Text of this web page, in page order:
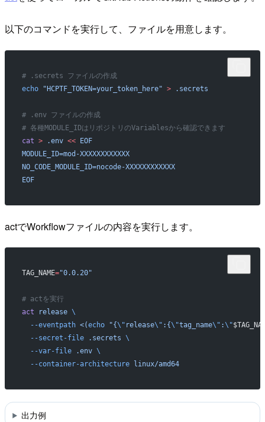
以下のコマンドを実行して、ファイルを用意します。
# .secrets ファイルの作成
echo "HCPTF_TOKEN=your_token_here" > .secrets
# .env ファイルの作成
# 各種MODULE_IDはリポジトリのVariablesから確認できます
cat > .env << EOF
MODULE_ID=mod-XXXXXXXXXXXX
NO_CODE_MODULE_ID=nocode-XXXXXXXXXXXX
EOF
actでWorkflowファイルの内容を実行します。
TAG_NAME="0.0.20"
# actを実行
act release \
  --eventpath
<(echo "{\" release\" :{\"tag_name\" :\"
  --secret-file
.secrets \
  --var-file
.env \
  --container-architecture
linux/amd64
出力例